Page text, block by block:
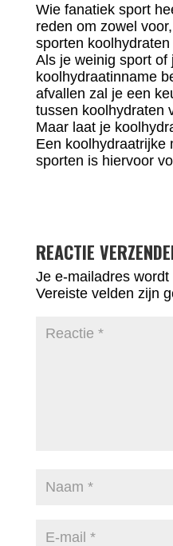
Wie fanatiek sport
reden om zowel
sporten koolhydraten
Als je weinig sport of
koolhydraatinname
afvallen zal je een
tussen koolhydraten
Maar laat je
Een koolhydraatrijke
sporten is hiervoor
REACTIE
Je e-mailadres
Vereiste velden zijn